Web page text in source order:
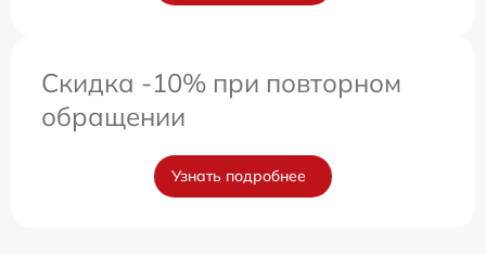
Скидка -10% при повторном
обращении
Узнать подробнее